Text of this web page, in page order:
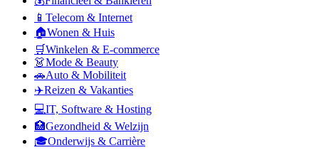
📱 Telecom & Internet
🏠Wonen & Huis
🛒Winkelen & E-commerce
👗Mode & Beauty
🚗Auto & Mobiliteit
✈️Reizen & Vakanties
💻IT, Software & Hosting
🏥Gezondheid & Welzijn
🎓Onderwijs & Carrière